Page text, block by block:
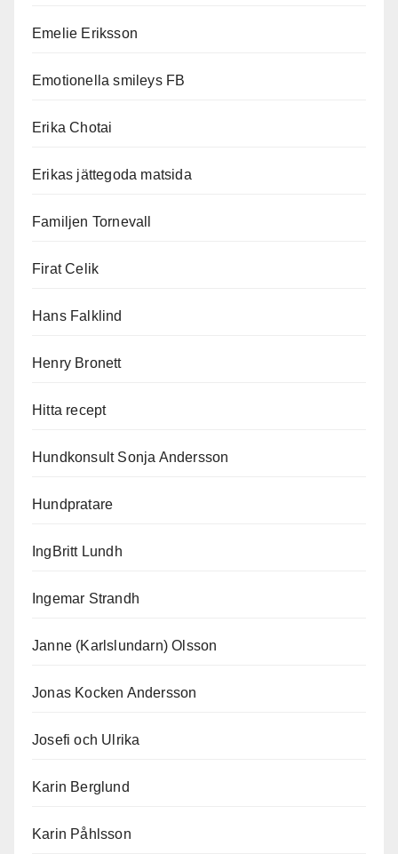
Emelie Eriksson
Emotionella smileys FB
Erika Chotai
Erikas jättegoda matsida
Familjen Tornevall
Firat Celik
Hans Falklind
Henry Bronett
Hitta recept
Hundkonsult Sonja Andersson
Hundpratare
IngBritt Lundh
Ingemar Strandh
Janne (Karlslundarn) Olsson
Jonas Kocken Andersson
Josefi och Ulrika
Karin Berglund
Karin Påhlsson